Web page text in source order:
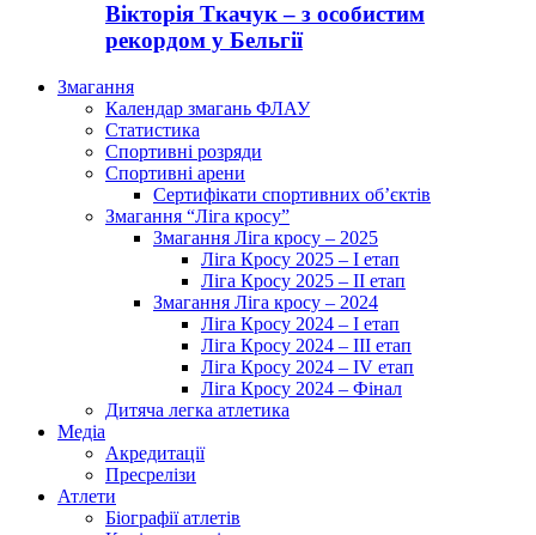
Вікторія Ткачук – з особистим
рекордом у Бельгії
Змагання
Календар змагань ФЛАУ
Статистика
Спортивні розряди
Спортивні арени
Сертифікати спортивних об’єктів
Змагання “Ліга кросу”
Змагання Ліга кросу – 2025
Ліга Кросу 2025 – I етап
Ліга Кросу 2025 – II етап
Змагання Ліга кросу – 2024
Ліга Кросу 2024 – I етап
Ліга Кросу 2024 – III етап
Ліга Кросу 2024 – IV етап
Ліга Кросу 2024 – Фінал
Дитяча легка атлетика
Медіа
Акредитації
Пресрелізи
Атлети
Біографії атлетів